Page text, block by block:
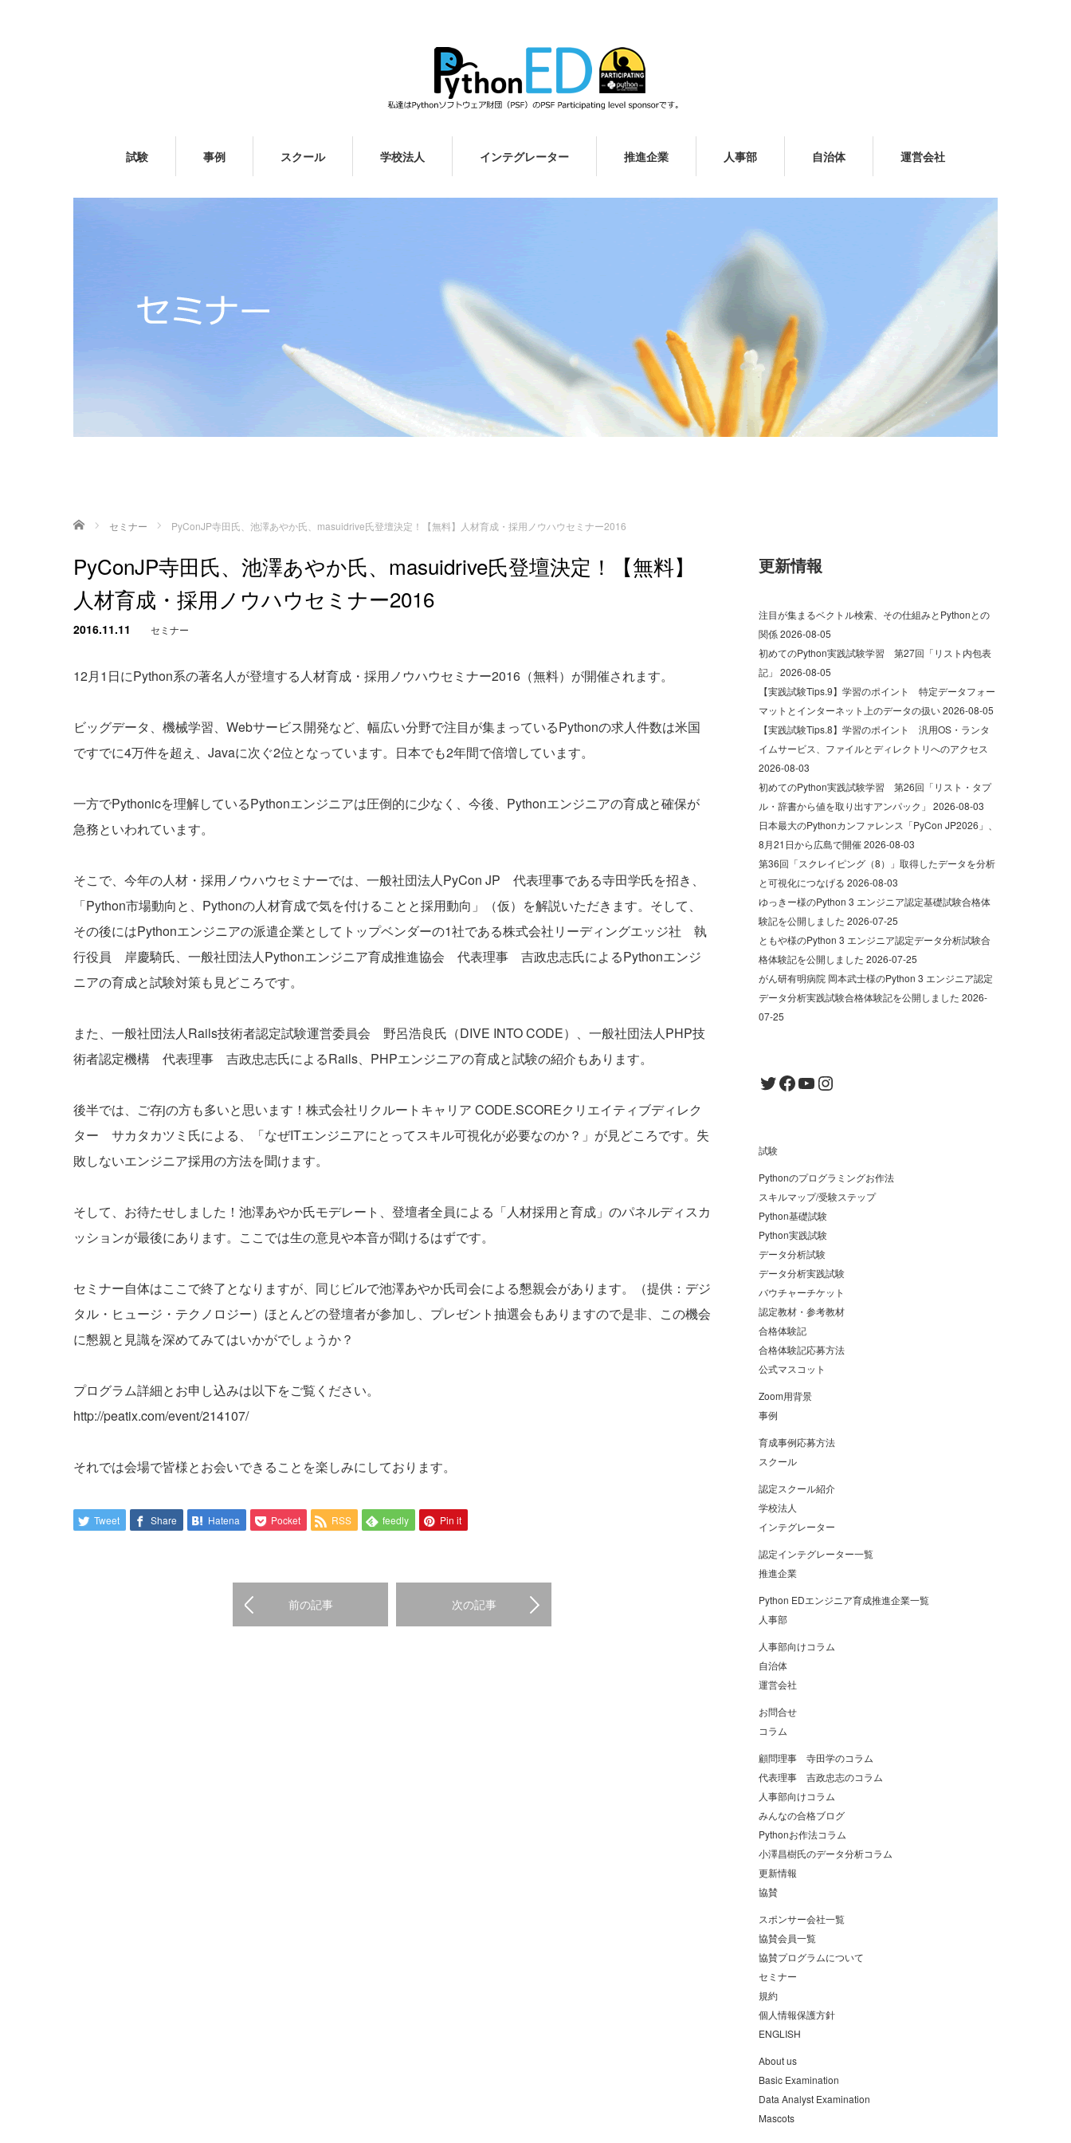
試験 事例 スクール 学校法人 インテグレーター 推進企業 人事部 自治体 運営会社
ホーム セミナー PyConJP寺田氏、池澤あやか氏、masuidrive氏登壇決定！【無料】人材育成・採用ノウハウセミナー2016
PyConJP寺田氏、池澤あやか氏、masuidrive氏登壇決定！【無料】
人材育成・採用ノウハウセミナー2016
2016.11.11 セミナー
12月1日にPython系の著名人が登壇する人材育成・採用ノウハウセミナー2016（無料）が開催されます。
ビッグデータ、機械学習、Webサービス開発など、幅広い分野で注目が集まっているPythonの求人件数は米国
ですでに4万件を超え、Javaに次ぐ2位となっています。日本でも2年間で倍増しています。
一方でPythonicを理解しているPythonエンジニアは圧倒的に少なく、今後、Pythonエンジニアの育成と確保が
急務といわれています。
そこで、今年の人材・採用ノウハウセミナーでは、一般社団法人PyCon JP 代表理事である寺田学氏を招き、
「Python市場動向と、Pythonの人材育成で気を付けることと採用動向」（仮）を解説いただきます。そして、
その後にはPythonエンジニアの派遣企業としてトップベンダーの1社である株式会社リーディングエッジ社 執
行役員 岸慶騎氏、一般社団法人Pythonエンジニア育成推進協会 代表理事 吉政忠志氏によるPythonエンジ
ニアの育成と試験対策も見どころです。
また、一般社団法人Rails技術者認定試験運営委員会 野呂浩良氏（DIVE INTO CODE）、一般社団法人PHP技
術者認定機構 代表理事 吉政忠志氏によるRails、PHPエンジニアの育成と試験の紹介もあります。
後半では、ご存jの方も多いと思います！株式会社リクルートキャリア CODE.SCOREクリエイティブディレク
ター サカタカツミ氏による、「なぜITエンジニアにとってスキル可視化が必要なのか？」が見どころです。失
敗しないエンジニア採用の方法を聞けます。
そして、お待たせしました！池澤あやか氏モデレート、登壇者全員による「人材採用と育成」のパネルディスカ
ッションが最後にあります。ここでは生の意見や本音が聞けるはずです。
セミナー自体はここで終了となりますが、同じビルで池澤あやか氏司会による懇親会があります。（提供：デジ
タル・ヒュージ・テクノロジー）ほとんどの登壇者が参加し、プレゼント抽選会もありますので是非、この機会
に懇親と見識を深めてみてはいかがでしょうか？
プログラム詳細とお申し込みは以下をご覧ください。
http://peatix.com/event/214107/
それでは会場で皆様とお会いできることを楽しみにしております。
Tweet Share Hatena Pocket RSS feedly Pin it
前の記事 次の記事
更新情報
注目が集まるベクトル検索、その仕組みとPythonとの
関係2026-08-05
初めてのPython実践試験学習 第27回「リスト内包表
記」 2026-08-05
【実践試験Tips.9】学習のポイント 特定データフォー
マットとインターネット上のデータの扱い2026-08-05
【実践試験Tips.8】学習のポイント 汎用OS・ランタ
イムサービス、ファイルとディレクトリへのアクセス
2026-08-03
初めてのPython実践試験学習 第26回「リスト・タプ
ル・辞書から値を取り出すアンパック」 2026-08-03
日本最大のPythonカンファレンス「PyCon JP2026」、
8月21日から広島で開催2026-08-03
第36回「スクレイピング（8）」取得したデータを分析
と可視化につなげる 2026-08-03
ゆっきー様のPython 3 エンジニア認定基礎試験合格体
験記を公開しました 2026-07-25
ともや様のPython 3 エンジニア認定データ分析試験合
格体験記を公開しました 2026-07-25
がん研有明病院 岡本武士様のPython 3 エンジニア認定
データ分析実践試験合格体験記を公開しました 2026-
07-25
Twitter
Facebook
YouTube
Instagram
試験
Pythonのプログラミングお作法
スキルマップ/受験ステップ
Python基礎試験
Python実践試験
データ分析試験
データ分析実践試験
バウチャーチケット
認定教材・参考教材
合格体験記
合格体験記応募方法
公式マスコット
Zoom用背景
事例
育成事例応募方法
スクール
認定スクール紹介
学校法人
インテグレーター
認定インテグレーター一覧
推進企業
Python EDエンジニア育成推進企業一覧
人事部
人事部向けコラム
自治体
運営会社
お問合せ
コラム
顧問理事 寺田学のコラム
代表理事 吉政忠志のコラム
人事部向けコラム
みんなの合格ブログ
Pythonお作法コラム
小澤昌樹氏のデータ分析コラム
更新情報
協賛
スポンサー会社一覧
協賛会員一覧
協賛プログラムについて
セミナー
規約
個人情報保護方針
ENGLISH
About us
Basic Examination
Data Analyst Examination
Mascots